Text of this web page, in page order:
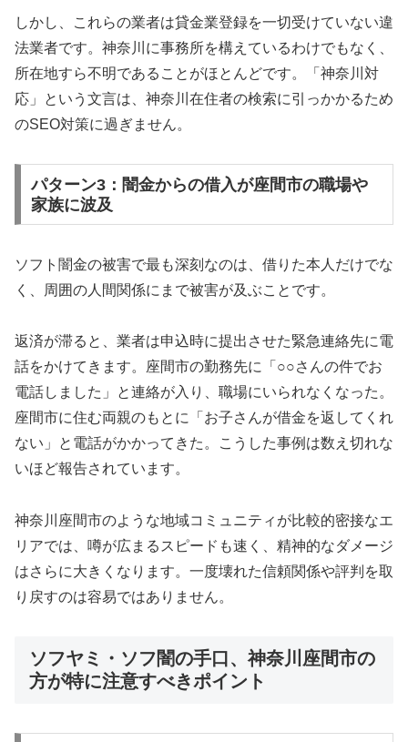
しかし、これらの業者は貸金業登録を一切受けていない違
法業者です。神奈川に事務所を構えているわけでもなく、
所在地すら不明であることがほとんどです。「神奈川対
応」という文言は、神奈川在住者の検索に引っかかるため
のSEO対策に過ぎません。
パターン3：闇金からの借入が座間市の職場や
家族に波及
ソフト闇金の被害で最も深刻なのは、借りた本人だけでな
く、周囲の人間関係にまで被害が及ぶことです。
返済が滞ると、業者は申込時に提出させた緊急連絡先に電
話をかけてきます。座間市の勤務先に「○○さんの件でお
電話しました」と連絡が入り、職場にいられなくなった。
座間市に住む両親のもとに「お子さんが借金を返してくれ
ない」と電話がかかってきた。こうした事例は数え切れな
いほど報告されています。
神奈川座間市のような地域コミュニティが比較的密接なエ
リアでは、噂が広まるスピードも速く、精神的なダメージ
はさらに大きくなります。一度壊れた信頼関係や評判を取
り戻すのは容易ではありません。
ソフヤミ・ソフ闇の手口、神奈川座間市の
方が特に注意すべきポイント